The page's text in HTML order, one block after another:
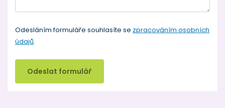
Odesláním formuláře souhlasíte se zpracováním osobních
údajů.
Odeslat formulář